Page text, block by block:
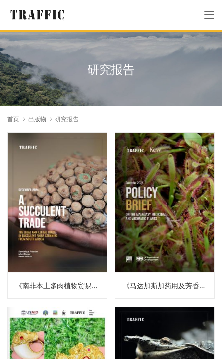
研究报告
首页 出版物 研究报告
《南非本土多肉植物贸易（译）》 《马达加斯加药用及芳香植物政策简报（译）》